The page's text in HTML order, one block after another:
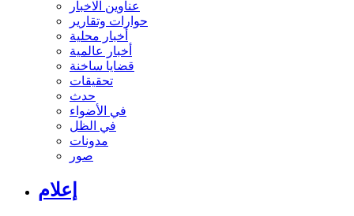
عناوين الاخبار
حوارات وتقارير
أخبار محلية
أخبار عالمية
قضايا ساخنة
تحقيقات
حدث
في الأضواء
في الظل
مدونات
صور
إعلام